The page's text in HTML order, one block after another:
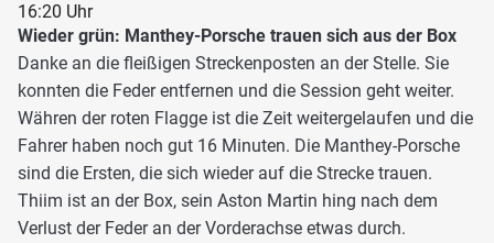
16:20 Uhr
Wieder grün: Manthey-Porsche trauen sich aus der Box
Danke an die fleißigen Streckenposten an der Stelle. Sie
konnten die Feder entfernen und die Session geht weiter.
Währen der roten Flagge ist die Zeit weitergelaufen und die
Fahrer haben noch gut 16 Minuten. Die Manthey-Porsche
sind die Ersten, die sich wieder auf die Strecke trauen.
Thiim ist an der Box, sein Aston Martin hing nach dem
Verlust der Feder an der Vorderachse etwas durch.